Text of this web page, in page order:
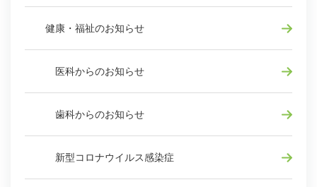
健康・福祉のお知らせ
医科からのお知らせ
歯科からのお知らせ
新型コロナウイルス感染症